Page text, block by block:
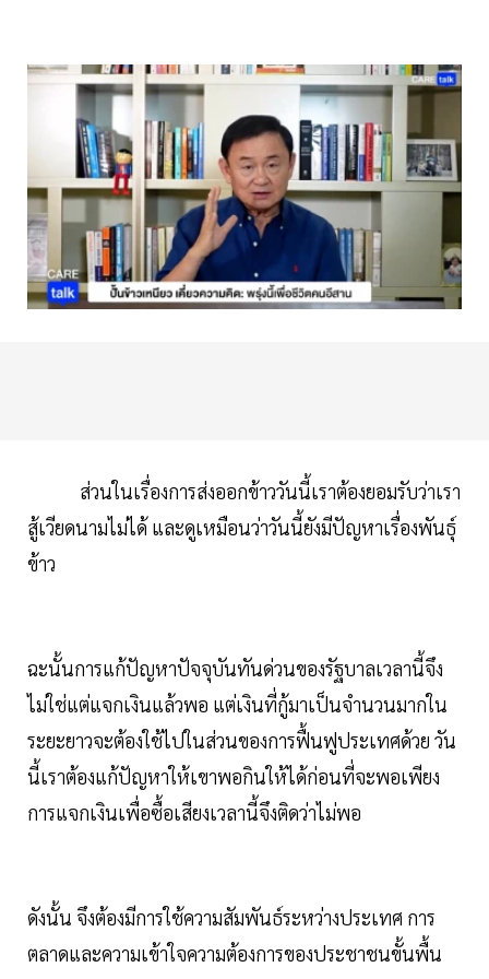
ส่วนในเรื่องการส่งออกข้าววันนี้เราต้องยอมรับว่าเรา
สู้เวียดนามไม่ได้ และดูเหมือนว่าวันนี้ยังมีปัญหาเรื่องพันธุ์
ข้าว
ฉะนั้นการแก้ปัญหาปัจจุบันทันด่วนของรัฐบาลเวลานี้จึง
ไม่ใช่แต่แจกเงินแล้วพอ แต่เงินที่กู้มาเป็นจำนวนมากใน
ระยะยาวจะต้องใช้ไปในส่วนของการฟื้นฟูประเทศด้วย วัน
นี้เราต้องแก้ปัญหาให้เขาพอกินให้ได้ก่อนที่จะพอเพียง
การแจกเงินเพื่อซื้อเสียงเวลานี้จึงติดว่าไม่พอ
ดังนั้น จึงต้องมีการใช้ความสัมพันธ์ระหว่างประเทศ การ
ตลาดและความเข้าใจความต้องการของประชาชนขั้นพื้น